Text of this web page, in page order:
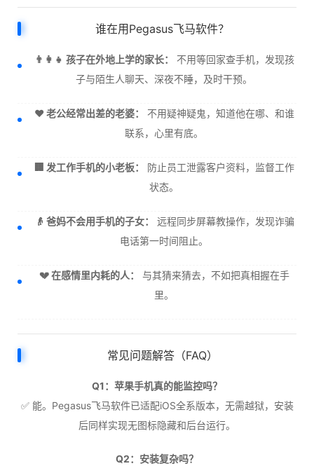
谁在用Pegasus飞马软件？
👨‍👩‍👧 孩子在外地上学的家长：
不用等回家查手机，发现孩
子与陌生人聊天、深夜不睡，及时干预。
❤️ 老公经常出差的老婆：
不用疑神疑鬼，知道他在哪、和谁
联系，心里有底。
🏢 发工作手机的小老板：
防止员工泄露客户资料，监督工作
状态。
👴 爸妈不会用手机的子女：
远程同步屏幕教操作，发现诈骗
电话第一时间阻止。
💔 在感情里内耗的人：
与其猜来猜去，不如把真相握在手
里。
常见问题解答（FAQ）
Q1：苹果手机真的能监控吗？
✅ 能。Pegasus飞马软件已适配iOS全系版本，无需越狱，安装
后同样实现无图标隐藏和后台运行。
Q2：安装复杂吗？